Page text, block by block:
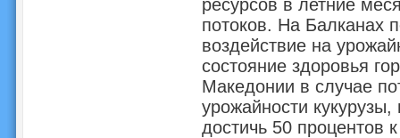
ресурсов в летние
потоков. На Балканах
воздействие на
состояние здоровья
Македонии в случае
урожайности
достичь 50 процентов